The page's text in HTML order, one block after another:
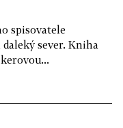
spisovatele
sever. Kniha